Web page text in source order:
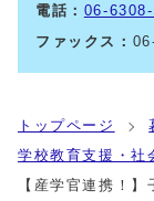
電話： 06-
ファックス：
トップページ
学校教育支援・社
【産学官連携！